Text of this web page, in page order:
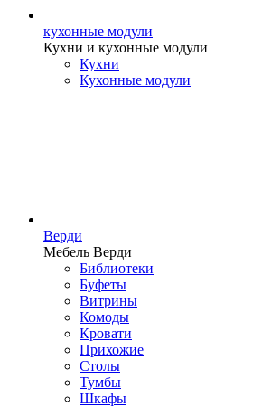
кухонные модули
Кухни и кухонные модули
Кухни
Кухонные модули
Верди
Мебель Верди
Библиотеки
Буфеты
Витрины
Комоды
Кровати
Прихожие
Столы
Тумбы
Шкафы